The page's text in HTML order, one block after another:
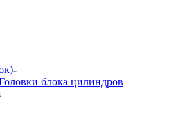
блока цилиндров